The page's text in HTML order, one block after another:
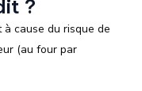
?
cause du risque de
(au four par